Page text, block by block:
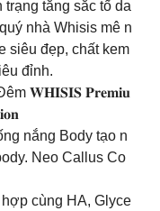
trạng tăng sắc tố da
nhà Whisis mê n
siêu đẹp, chất kem
đỉnh.
𝐖𝐇𝐈𝐒𝐈𝐒 𝐏𝐫𝐞𝐦𝐢𝐮
nắng Body tạo n
Neo Callus Co
cùng HA, Glyce